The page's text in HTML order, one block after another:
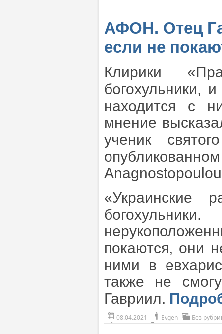
АФОН. Отец
если не
Клирики
богохульники,
находится с
мнение
ученик
«Украинские
покаются, они
ними в
также не
Гавриил.
08.04.2021 Evgen Без